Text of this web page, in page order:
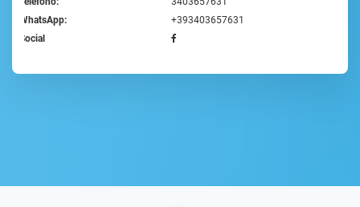
WhatsApp:
+393403657631
Social